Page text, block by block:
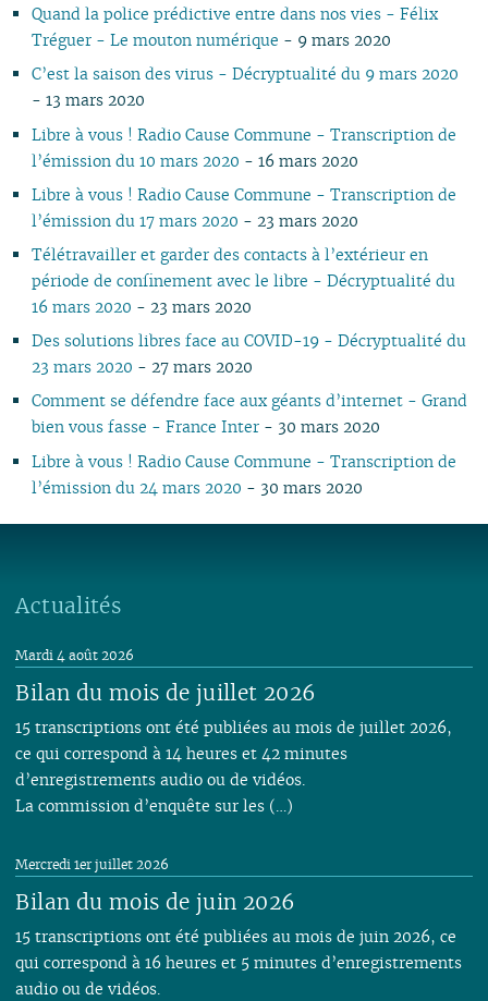
01
01
01
02
02
01
Quand la police prédictive entre dans nos vies - Félix
Tréguer - Le mouton numérique - 9 mars 2020
C’est la saison des virus - Décryptualité du 9 mars 2020
- 13 mars 2020
Libre à vous ! Radio Cause Commune - Transcription de
l’émission du 10 mars 2020 - 16 mars 2020
Libre à vous ! Radio Cause Commune - Transcription de
l’émission du 17 mars 2020 - 23 mars 2020
Télétravailler et garder des contacts à l’extérieur en
période de confinement avec le libre - Décryptualité du
16 mars 2020 - 23 mars 2020
Des solutions libres face au COVID-19 - Décryptualité du
23 mars 2020 - 27 mars 2020
Comment se défendre face aux géants d’internet - Grand
bien vous fasse - France Inter- 30 mars 2020
Libre à vous ! Radio Cause Commune - Transcription de
l’émission du 24 mars 2020 - 30 mars 2020
Actualités
Bilan du mois de juillet 2026
Mardi 4 août 2026
15 transcriptions ont été publiées au mois de juillet 2026,
ce qui correspond à 14 heures et 42 minutes
d’enregistrements audio ou de vidéos.
La commission d’enquête sur les (…)
Bilan du mois de juin 2026
Mercredi 1er juillet 2026
15 transcriptions ont été publiées au mois de juin 2026, ce
qui correspond à 16 heures et 5 minutes d’enregistrements
audio ou de vidéos.